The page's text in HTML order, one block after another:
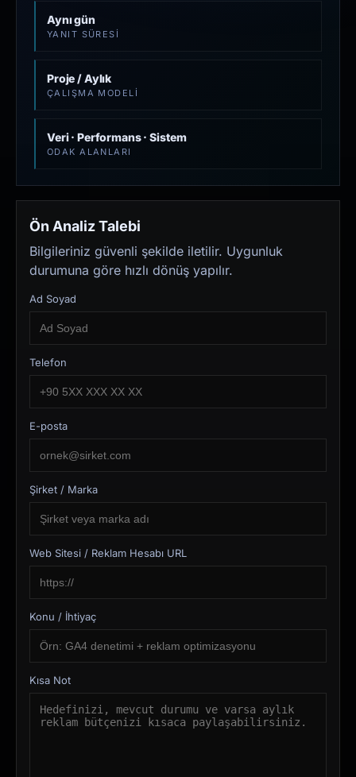
Aynı gün
YANIT SÜRESI
Proje / Aylık
ÇALIŞMA MODELI
Veri · Performans · Sistem
ODAK ALANLARI
Ön Analiz Talebi
Bilgileriniz güvenli şekilde iletilir. Uygunluk
durumuna göre hızlı dönüş yapılır.
Ad Soyad
Telefon
E-posta
Şirket / Marka
Web Sitesi / Reklam Hesabı URL
Konu / İhtiyaç
Kısa Not